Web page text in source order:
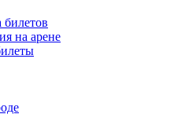
билетов
на арене